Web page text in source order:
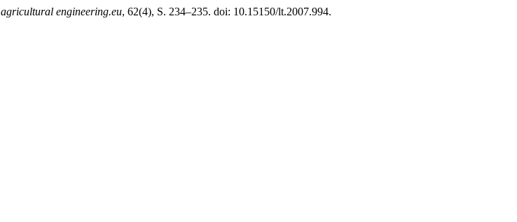
agricultural engineering.eu, 62(4), S. 234–235. doi: 10.15150/lt.2007.994.